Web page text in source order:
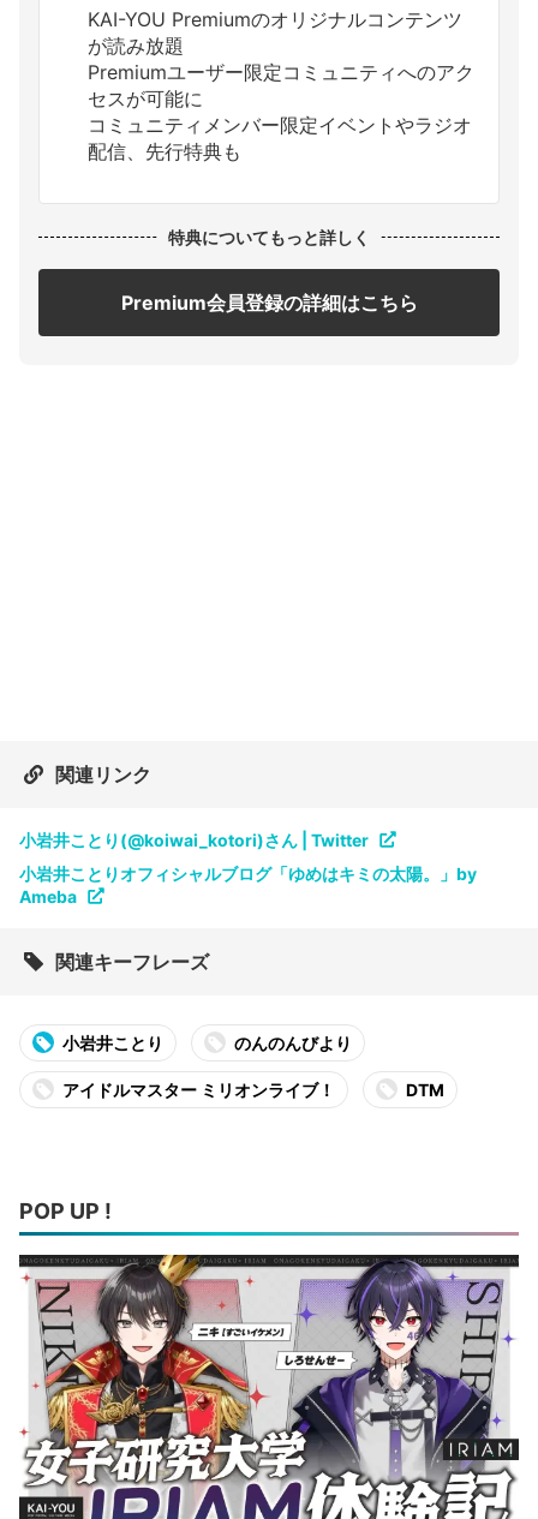
KAI-YOU Premiumのオリジナルコンテンツ
が読み放題
Premiumユーザー限定コミュニティへのアク
セスが可能に
コミュニティメンバー限定イベントやラジオ
配信、先行特典も
特典についてもっと詳しく
Premium会員登録の詳細はこちら
関連リンク
小岩井ことり(@koiwai_kotori)さん | Twitter
小岩井ことりオフィシャルブログ「ゆめはキミの太陽。」by
Ameba
関連キーフレーズ
小岩井ことり のんのんびより
アイドルマスター ミリオンライブ！ DTM
POP UP !